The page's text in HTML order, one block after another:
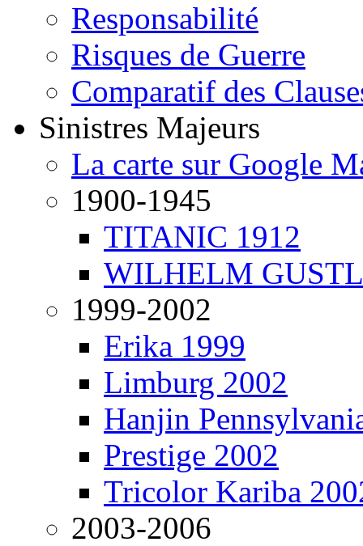
Responsabilité
Risques de Guerre
Comparatif des
Sinistres Majeurs
La carte sur Google
1900-1945
TITANIC 1912
WILHELM
1999-2002
Erika 1999
Limburg 2002
Hanjin
Prestige 2002
Tricolor Kariba
2003-2006